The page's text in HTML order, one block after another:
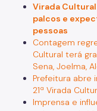
Virada Cultural
palcos e
pessoas
Contagem
Cultural terá
Sena, Joelma,
Prefeitura abre
21ª Virada
Imprensa e